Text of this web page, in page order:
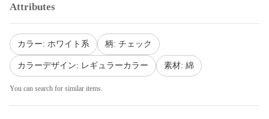
Attributes
カラー: ホワイト系 柄: チェック
カラーデザイン: レギュラーカラー 素材: 綿
You can search for similar items.